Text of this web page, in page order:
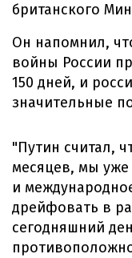
британского
Он напомнил,
войны России
150 дней, и
значительные
"Путин считал,
месяцев, мы уже
и
дрейфовать в
сегодняшний